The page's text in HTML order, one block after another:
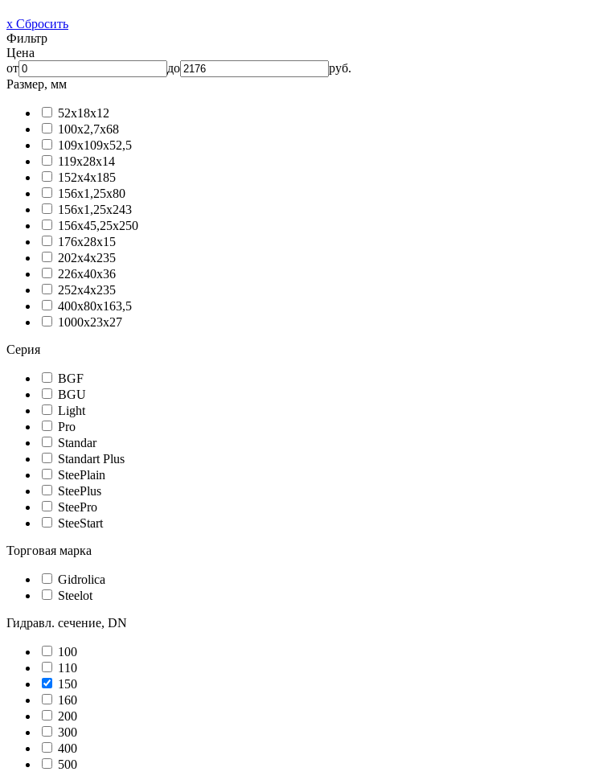
x Сбросить
Фильтр
Цена
от
до
руб.
Размер, мм
52x18x12
100x2,7x68
109x109x52,5
119x28x14
152x4x185
156x1,25x80
156x1,25x243
156x45,25x250
176x28x15
202x4x235
226x40x36
252x4x235
400x80x163,5
1000x23x27
Серия
BGF
BGU
Light
Pro
Standar
Standart Plus
SteePlain
SteePlus
SteePro
SteeStart
Торговая марка
Gidrolica
Steelot
Гидравл. сечение, DN
100
110
150
160
200
300
400
500